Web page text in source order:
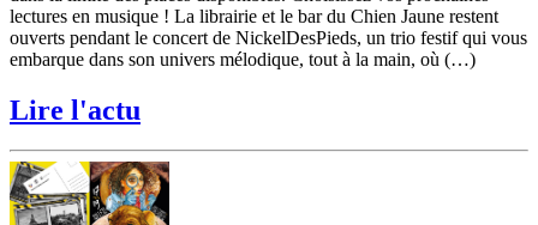
lectures en musique ! La librairie et le bar du Chien Jaune restent
ouverts pendant le concert de NickelDesPieds, un trio festif qui vous
embarque dans son univers mélodique, tout à la main, où (…)
Lire l'actu